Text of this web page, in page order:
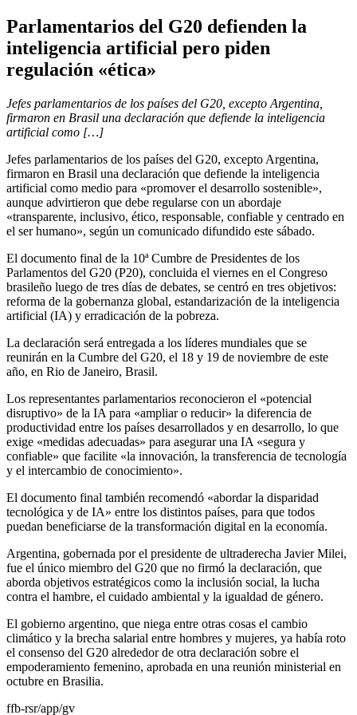
Parlamentarios del G20 defienden la
inteligencia artificial pero piden
regulación «ética»
Jefes parlamentarios de los países del G20, excepto Argentina,
firmaron en Brasil una declaración que defiende la inteligencia
artificial como […]
Jefes parlamentarios de los países del G20, excepto Argentina,
firmaron en Brasil una declaración que defiende la inteligencia
artificial como medio para «promover el desarrollo sostenible»,
aunque advirtieron que debe regularse con un abordaje
«transparente, inclusivo, ético, responsable, confiable y centrado en
el ser humano», según un comunicado difundido este sábado.
El documento final de la 10ª Cumbre de Presidentes de los
Parlamentos del G20 (P20), concluida el viernes en el Congreso
brasileño luego de tres días de debates, se centró en tres objetivos:
reforma de la gobernanza global, estandarización de la inteligencia
artificial (IA) y erradicación de la pobreza.
La declaración será entregada a los líderes mundiales que se
reunirán en la Cumbre del G20, el 18 y 19 de noviembre de este
año, en Rio de Janeiro, Brasil.
Los representantes parlamentarios reconocieron el «potencial
disruptivo» de la IA para «ampliar o reducir» la diferencia de
productividad entre los países desarrollados y en desarrollo, lo que
exige «medidas adecuadas» para asegurar una IA «segura y
confiable» que facilite «la innovación, la transferencia de tecnología
y el intercambio de conocimiento».
El documento final también recomendó «abordar la disparidad
tecnológica y de IA» entre los distintos países, para que todos
puedan beneficiarse de la transformación digital en la economía.
Argentina, gobernada por el presidente de ultraderecha Javier Milei,
fue el único miembro del G20 que no firmó la declaración, que
aborda objetivos estratégicos como la inclusión social, la lucha
contra el hambre, el cuidado ambiental y la igualdad de género.
El gobierno argentino, que niega entre otras cosas el cambio
climático y la brecha salarial entre hombres y mujeres, ya había roto
el consenso del G20 alrededor de otra declaración sobre el
empoderamiento femenino, aprobada en una reunión ministerial en
octubre en Brasilia.
ffb-rsr/app/gv